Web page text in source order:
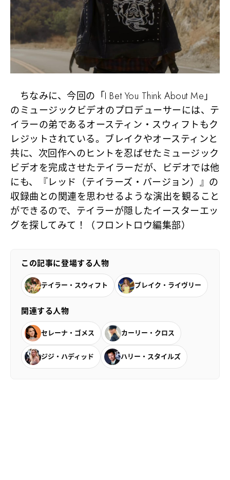
ちなみに、今回の「I Bet You Think About Me」
のミュージックビデオのプロデューサーには、テ
イラーの弟であるオースティン・スウィフトもク
レジットされている。ブレイクやオースティンと
共に、次回作へのヒントを忍ばせたミュージック
ビデオを完成させたテイラーだが、ビデオでは他
にも、『レッド（テイラーズ・バージョン）』の
収録曲との関連を思わせるような演出を観ること
ができるので、テイラーが隠したイースターエッ
グを探してみて！（フロントロウ編集部）
この記事に登場する人物
テイラー・スウィフト ブレイク・ライヴリー
関連する人物
セレーナ・ゴメス カーリー・クロス
ジジ・ハディッド ハリー・スタイルズ